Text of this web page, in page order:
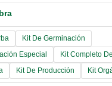
Kit De Germinación
Especial
Kit Completo
Kit De Producción Kit